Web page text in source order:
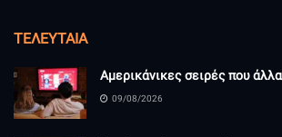
ΤΕΛΕΥΤΑΊΑ
Αμερικάνικες σειρές που
09/08/2026